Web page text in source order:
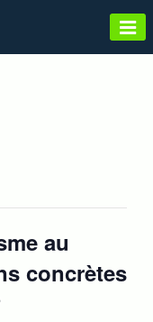
au
concrètes